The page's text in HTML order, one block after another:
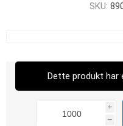
SKU:
Dette produkt har
i
h